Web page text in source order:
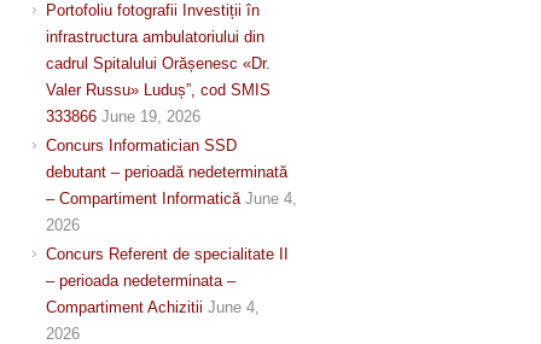
Portofoliu fotografii Investiții în
infrastructura ambulatoriului din
cadrul Spitalului Orășenesc «Dr.
Valer Russu» Luduș”, cod SMIS
333866 June 19, 2026
Concurs Informatician SSD
debutant – perioadă nedeterminată
– Compartiment Informatică June 4,
2026
Concurs Referent de specialitate II
– perioada nedeterminata –
Compartiment Achizitii June 4,
2026